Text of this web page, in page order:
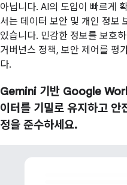
아닙니다. AI의 도입이 빠르게
서는 데이터 보안 및 개인 정보
있습니다. 민감한 정보를 보호
거버넌스 정책, 보안 제어를 평
다.
Gemini 기반 Google
이터를 기밀로 유지하고 안
정을 준수하세요.